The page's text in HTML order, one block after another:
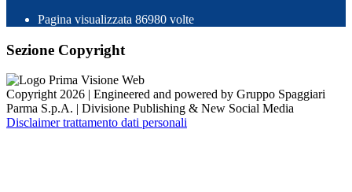
Pagina visualizzata 86980 volte
Sezione Copyright
Copyright 2026 | Engineered and powered by Gruppo Spaggiari
Parma S.p.A. | Divisione Publishing & New Social Media
Disclaimer trattamento dati personali